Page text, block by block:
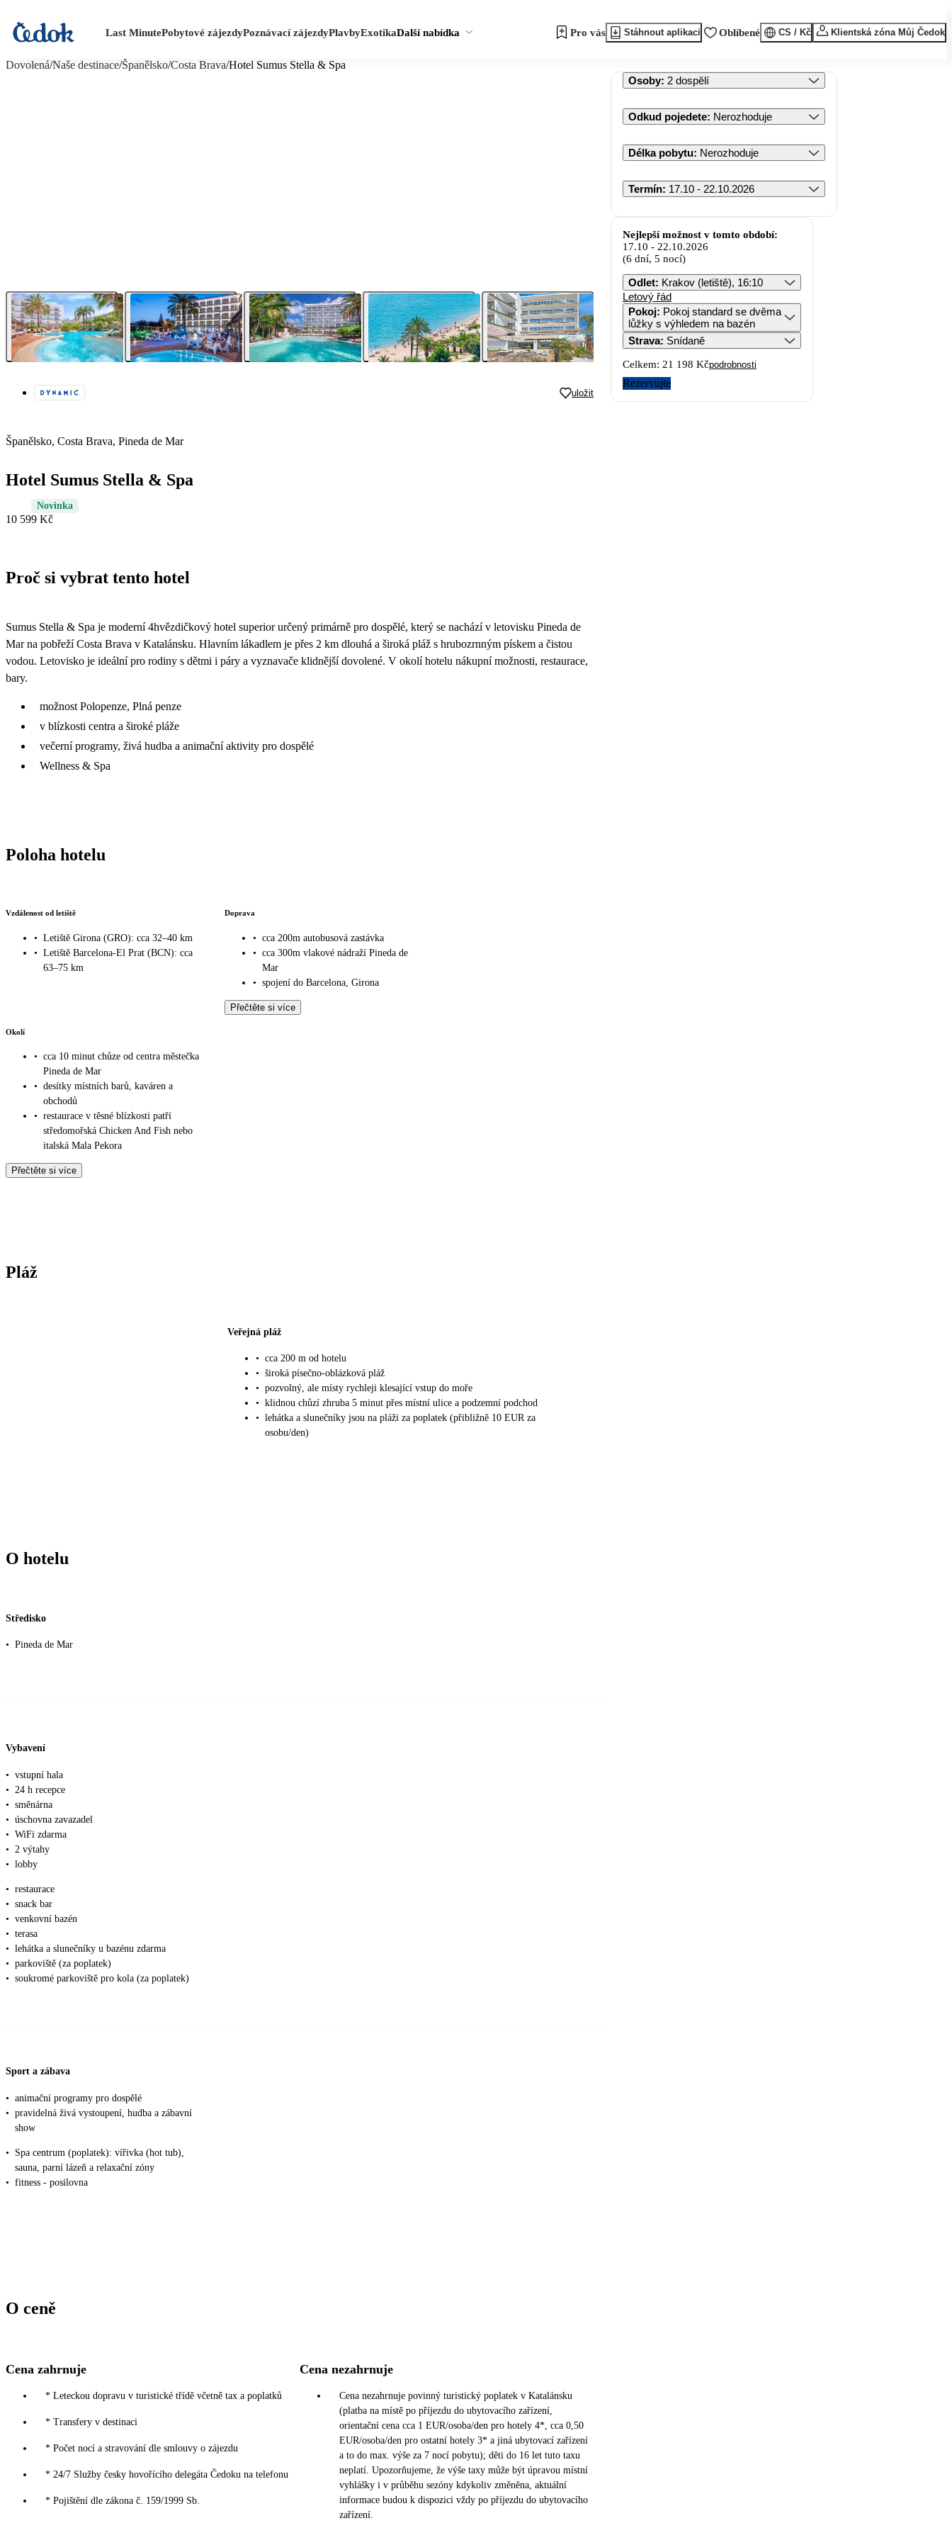
Last MinutePobytové zájezdyPoznávací zájezdyPlavbyExotikaDalší nabídka Pro vás Stáhnout aplikaci Oblíbené CS / Kč Klientská zóna Můj Čedok
Dovolená/Naše destinace/Španělsko/Costa Brava/Hotel Sumus Stella & Spa
uložit
Španělsko, Costa Brava, Pineda de Mar
Hotel Sumus Stella & Spa
Novinka
10 599 Kč
Proč si vybrat tento hotel
Sumus Stella & Spa je moderní 4hvězdičkový hotel superior určený primárně pro dospělé, který se nachází v letovisku Pineda de
Mar na pobřeží Costa Brava v Katalánsku. Hlavním lákadlem je přes 2 km dlouhá a široká pláž s hrubozrnným pískem a čistou
vodou. Letovisko je ideální pro rodiny s dětmi i páry a vyznavače klidnější dovolené. V okolí hotelu nákupní možnosti, restaurace,
bary.
možnost Polopenze, Plná penze
v blízkosti centra a široké pláže
večerní programy, živá hudba a animační aktivity pro dospělé
Wellness & Spa
Poloha hotelu
Vzdálenost od letiště
• Letiště Girona (GRO): cca 32–40 km
• Letiště Barcelona-El Prat (BCN): cca
63–75 km
Doprava
• cca 200m autobusová zastávka
• cca 300m vlakové nádraží Pineda de
Mar
• spojení do Barcelona, Girona
Přečtěte si více
Okolí
• cca 10 minut chůze od centra městečka
Pineda de Mar
• desítky místních barů, kaváren a
obchodů
• restaurace v těsné blízkosti patří
středomořská Chicken And Fish nebo
italská Mala Pekora
Přečtěte si více
Pláž
Veřejná pláž
• cca 200 m od hotelu
• široká písečno-oblázková pláž
• pozvolný, ale místy rychleji klesající vstup do moře
• klidnou chůzí zhruba 5 minut přes místní ulice a podzemní podchod
• lehátka a slunečníky jsou na pláži za poplatek (přibližně 10 EUR za
osobu/den)
O hotelu
Středisko
• Pineda de Mar
Vybavení
• vstupní hala
•
24 h recepce
• směnárna
• úschovna zavazadel
• WiFi zdarma
•
2 výtahy
• lobby
• restaurace
• snack bar
• venkovní bazén
• terasa
• lehátka a slunečníky u bazénu zdarma
• parkoviště (za poplatek)
• soukromé parkoviště pro kola (za poplatek)
Sport a zábava
• animační programy pro dospělé
• pravidelná živá vystoupení, hudba a zábavní
show
•
Spa centrum (poplatek): vířivka (hot tub),
sauna, parní lázeň a relaxační zóny
• fitness - posilovna
O ceně
Cena zahrnuje
* Leteckou dopravu v turistické třídě včetně tax a poplatků
* Transfery v destinaci
* Počet nocí a stravování dle smlouvy o zájezdu
* 24/7 Služby česky hovořícího delegáta Čedoku na telefonu
* Pojištění dle zákona č. 159/1999 Sb.
Cena nezahrnuje
Cena nezahrnuje povinný turistický poplatek v Katalánsku
(platba na místě po příjezdu do ubytovacího zařízení,
orientační cena cca 1 EUR/osoba/den pro hotely 4*, cca 0,50
EUR/osoba/den pro ostatní hotely 3* a jiná ubytovací zařízení
a to do max. výše za 7 nocí pobytu); děti do 16 let tuto taxu
neplatí. Upozorňujeme, že výše taxy může být úpravou místní
vyhlášky i v průběhu sezóny kdykoliv změněna, aktuální
informace budou k dispozici vždy po příjezdu do ubytovacího
zařízení.
Osoby: 2 dospělí
Odkud pojedete: Nerozhoduje
Délka pobytu: Nerozhoduje
Termín: 17.10 - 22.10.2026
Nejlepší možnost v tomto období:
17.10 - 22.10.2026
(6 dní, 5 nocí)
Odlet: Krakov (letiště), 16:10
Letový řád
Pokoj: Pokoj standard se dvěma
lůžky s výhledem na bazén
Strava: Snídaně
Celkem: 21 198 Kčpodrobnosti
Rezervujte